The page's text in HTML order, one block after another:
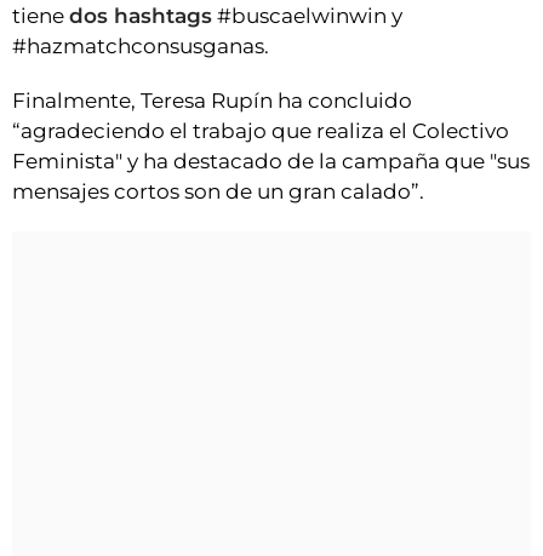
tiene dos hashtags #buscaelwinwin y
#hazmatchconsusganas.
Finalmente, Teresa Rupín ha concluido
“agradeciendo el trabajo que realiza el Colectivo
Feminista" y ha destacado de la campaña que "sus
mensajes cortos son de un gran calado”.